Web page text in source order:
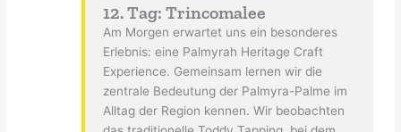
12. Tag: Trincomalee
Am Morgen erwartet uns ein besonderes
Erlebnis: eine Palmyrah Heritage Craft
Experience. Gemeinsam lernen wir die
zentrale Bedeutung der Palmyra-Palme im
Alltag der Region kennen. Wir beobachten